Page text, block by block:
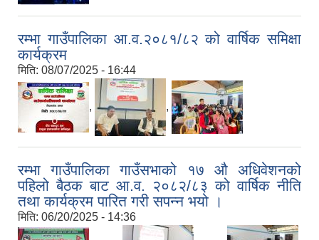
रम्भा गाउँपालिका आ.व.२०८१/८२ को वार्षिक समिक्षा
कार्यक्रम
मिति: 08/07/2025 - 16:44
, ,
रम्भा गाउँपालिका गाउँसभाको १७ औ अधिवेशनको
पहिलो बैठक बाट आ.व. २०८२/८३ को वार्षिक नीति
तथा कार्यक्रम पारित गरी सपन्न भयो ।
मिति: 06/20/2025 - 14:36